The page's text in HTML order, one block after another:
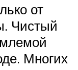
от
Чистый
Многих